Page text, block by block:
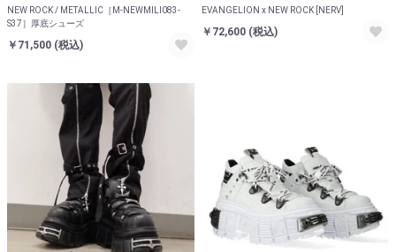
NEW ROCK / METALLIC［M-NEWMILI083-
S37］厚底シューズ
￥71,500 (税込)
EVANGELION x NEW ROCK [NERV]
￥72,600 (税込)